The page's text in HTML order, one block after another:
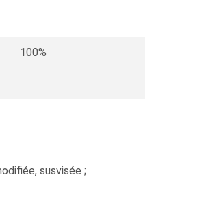
100%
susvisée ;